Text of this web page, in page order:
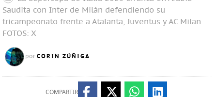
Saudita con Inter de Milán defendiendo su
tricampeonato frente a Atalanta, Juventus y AC Milan.
FOTOS: X
por CORIN ZÚÑIGA
COMPARTIR